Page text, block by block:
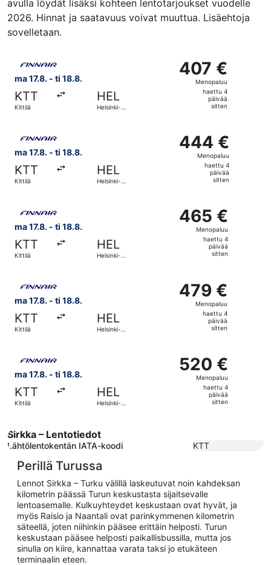
avulla löydät lisäksi kohteen lentotarjoukset vuodelle
2026. Hinnat ja saatavuus voivat muuttua. Lisäehtoja
sovelletaan.
ma 17.8. - ti 18.8.
KTT
Kittilä
HEL
Helsinki-
407 €
Menopaluu,
haettu
407 €
Menopaluu
haettu 4
päivää
sitten
ma 17.8. - ti 18.8.
KTT
Kittilä
HEL
Helsinki-
444 €
Menopaluu,
haettu
444 €
Menopaluu
haettu 4
päivää
sitten
ma 17.8. - ti 18.8.
KTT
Kittilä
HEL
Helsinki-
465 €
Menopaluu,
haettu
465 €
Menopaluu
haettu 4
päivää
sitten
ma 17.8. - ti 18.8.
KTT
Kittilä
HEL
Helsinki-
479 €
Menopaluu,
haettu
479 €
Menopaluu
haettu 4
päivää
sitten
ma 17.8. - ti 18.8.
KTT
Kittilä
HEL
Helsinki-
520 €
Menopaluu,
haettu
520 €
Menopaluu
haettu 4
päivää
sitten
Sirkka – Lentotiedot
Lähtölentokentän IATA-koodi KTT
Perillä Turussa
Lennot Sirkka – Turku välillä laskeutuvat noin kahdeksan
kilometrin päässä Turun keskustasta sijaitsevalle
lentoasemalle. Kulkuyhteydet keskustaan ovat hyvät, ja
myös Raisio ja Naantali ovat parinkymmenen kilometrin
säteellä, joten niihinkin pääsee erittäin helposti. Turun
keskustaan pääsee helposti paikallisbussilla, mutta jos
sinulla on kiire, kannattaa varata taksi jo etukäteen
terminaalin eteen.